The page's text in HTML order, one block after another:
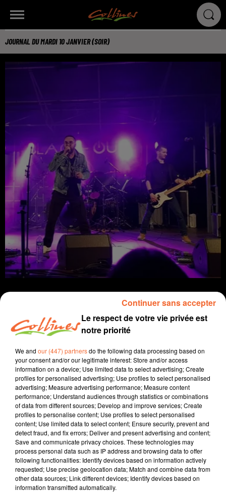
JOURNAL DU MARDI 10 JANVIER (SOIR)
infos près de chez vous
10 janvier 2023 - 11 min 56 sec
JOURNAL DU MARDI 10 JANVIER (SOIR)
Fabien Gazeau
L'info près de chez vous
Présenté par Fabien Gazeau
- L'Etat mobilise des dispositifs pour aider les petites
entreprises à régler leurs factures d'électricité.
- Pas de journée sans chasse, a annoncé le
Gouvernement.
- A Thouars, le tremplin des Arts osés divers aura lieu
Le respect de votre vie privée est
notre priorité
We and our (447) partnersdo the following data processing based on
your consent and/or our legitimate interest: Store and/or access
information on a device; Use limited data to select advertising; Create
profiles for personalised advertising; Use profiles to select personalised
advertising; Measure advertising performance; Measure content
performance; Understand audiences through statistics or combinations
of data from different sources; Develop and improve services; Create
profiles to personalise content; Use profiles to select personalised
content; Use limited data to select content; Ensure security, prevent and
detect fraud, and fix errors; Deliver and present advertising and content;
Save and communicate privacy choices. These technologies may
process personal data such as IP address and browsing data to offer
following functionalities: Identify devices based on information actively
requested; Use precise geolocation data; Match and combine data from
other data sources; Link different devices; Identify devices based on
information transmitted automatically.
Continuer sans accepter